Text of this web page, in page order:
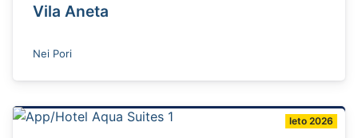
Vila Aneta
Nei Pori
leto 2026